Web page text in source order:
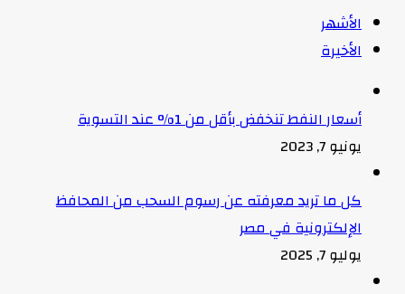
الأشهر
الأخيرة
أسعار النفط تنخفض بأقل من 1% عند التسوية
يونيو 7, 2023
كل ما تريد معرفته عن رسوم السحب من المحافظ
الإلكترونية في مصر
يوليو 7, 2025